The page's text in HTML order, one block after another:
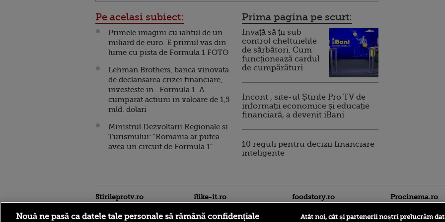
Pe acelasi subiect:
Primele imagini cu iahtul de un
miliard de euro. E primul vas din
lume cu pista de Formula 1 FOTO
Lehman Brothers, banca vinovata
de declansarea crizei financiare,
investeste in...Formula 1. A
cumparat actiuni in valoare de 1,5
mld. dolari
Ministrul Dezvoltarii Regionale si
Turismului: "Romania ar putea
avea un circuit de Formula 1"
Prima pagina pe scurt:
Invață să ții sub
control cheltuielile
de sărbători. Cum
funcționează cardul
de cumpărături
Incont , site-ul Știrile Pro TV de
informații economice și educație
financiară, a devenit iBani
10 reguli pentru decizii financiare
inteligente
Stirileprotv.ro ilike-it.ro foodstory.ro Procinema.ro
Nouă ne pasă ca datele tale personale să rămână confidențiale Atât noi, cât și partenerii noștri prelucrăm